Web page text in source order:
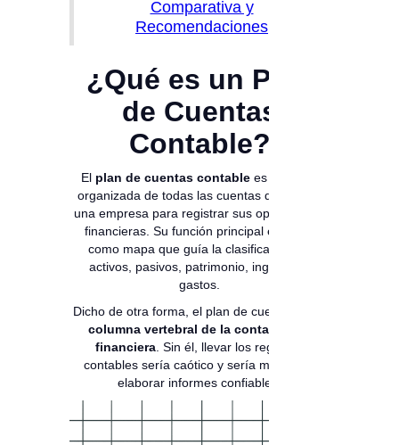
Comparativa y
Recomendaciones
¿Qué es un Plan
de Cuentas
Contable?
El plan de cuentas contable es una lista
organizada de todas las cuentas que utiliza
una empresa para registrar sus operaciones
financieras. Su función principal es servir
como mapa que guía la clasificación de
activos, pasivos, patrimonio, ingresos y
gastos.
Dicho de otra forma, el plan de cuentas es la
columna vertebral de la contabilidad
financiera . Sin él, llevar los registros
contables sería caótico y sería muy difícil
elaborar informes confiables.